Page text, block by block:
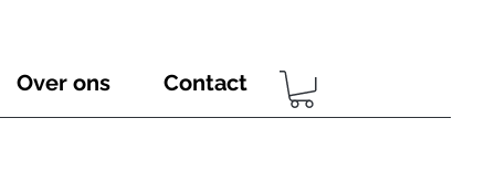
Over ons Contact